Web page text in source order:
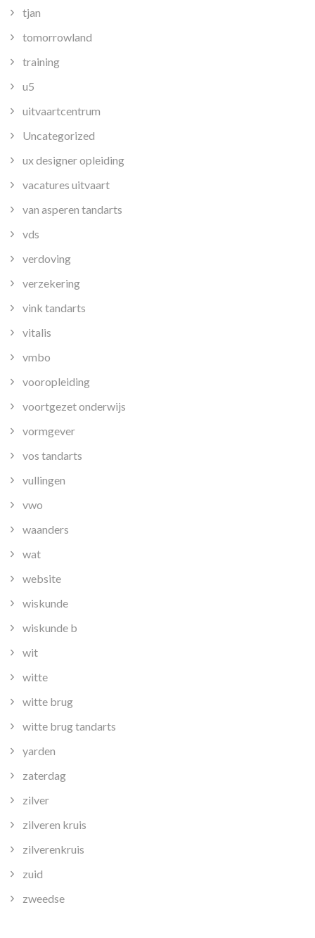
tjan
tomorrowland
training
u5
uitvaartcentrum
Uncategorized
ux designer opleiding
vacatures uitvaart
van asperen tandarts
vds
verdoving
verzekering
vink tandarts
vitalis
vmbo
vooropleiding
voortgezet onderwijs
vormgever
vos tandarts
vullingen
vwo
waanders
wat
website
wiskunde
wiskunde b
wit
witte
witte brug
witte brug tandarts
yarden
zaterdag
zilver
zilveren kruis
zilverenkruis
zuid
zweedse